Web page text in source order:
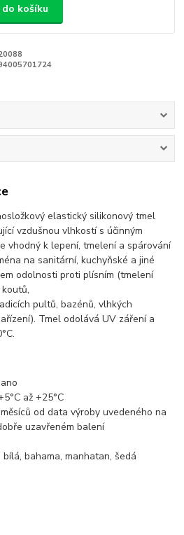
košíku
elastický silikonový tmel
vzdušnou vlhkostí s účinným
vhodný k lepení, tmelení a spárování
na sanitární, kuchyňské a jiné
odolnosti proti plísním (tmelení
pultů, bazénů, vlhkých
Tmel odolává UV záření a
až +25°C
od data výroby uvedeného na
uzavřeném balení
bahama, manhatan, šedá